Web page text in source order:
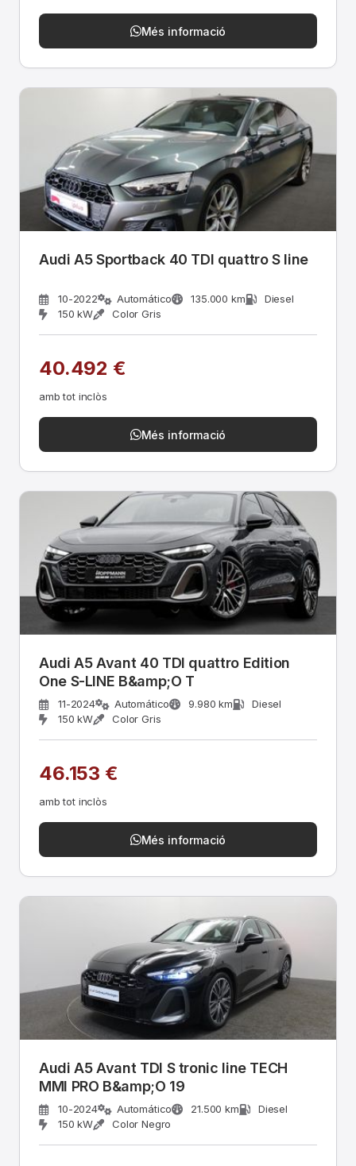
Més informació
Audi A5 Sportback 40 TDI quattro S line
10-2022 Automático 135.000 km
Diesel
150 kW
Color Gris
40.492 €
amb tot inclòs
Més informació
Audi A5 Avant 40 TDI quattro Edition
One S-LINE B&amp;O T
11-2024 Automático 9.980 km
Diesel
150 kW
Color Gris
46.153 €
amb tot inclòs
Més informació
Audi A5 Avant TDI S tronic line TECH
MMI PRO B&amp;O 19
10-2024 Automático 21.500 km
Diesel
150 kW
Color Negro